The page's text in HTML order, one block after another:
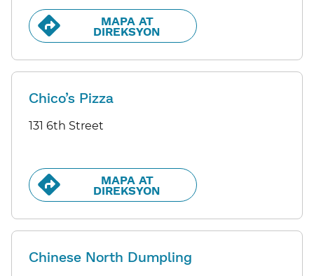
MAPA AT
DIREKSYON​​
Chico’s Pizza
131 6th Street
MAPA AT
DIREKSYON​​
Chinese North Dumpling